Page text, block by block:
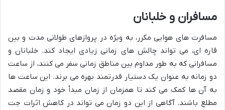
مسافران و خلبانان
مسافرت های هوایی مکرر، به ویژه در پروازهای طولانی مدت و بین
قاره ای، می تواند چالش های زمانی زیادی ایجاد کند. خلبانان و
مسافرانی که به طور مداوم بین مناطق زمانی سفر می کنند، از ساعت
دو زمانه به عنوان یک دستیار قدرتمند بهره می برند. این ساعت ها
به آن ها کمک می کند تا همزمان از زمان مبدأ خود و زمان مقصد
مطلع باشند. آگاهی از این دو زمان می تواند در کاهش اثرات جت